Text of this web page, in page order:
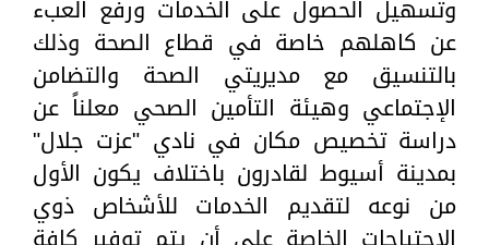
وتسهيل الحصول على الخدمات ورفع العبء
عن كاهلهم خاصة في قطاع الصحة وذلك
بالتنسيق مع مديريتي الصحة والتضامن
الإجتماعي وهيئة التأمين الصحي معلناً عن
دراسة تخصيص مكان في نادي "عزت جلال"
بمدينة أسيوط لقادرون باختلاف يكون الأول
من نوعه لتقديم الخدمات للأشخاص ذوي